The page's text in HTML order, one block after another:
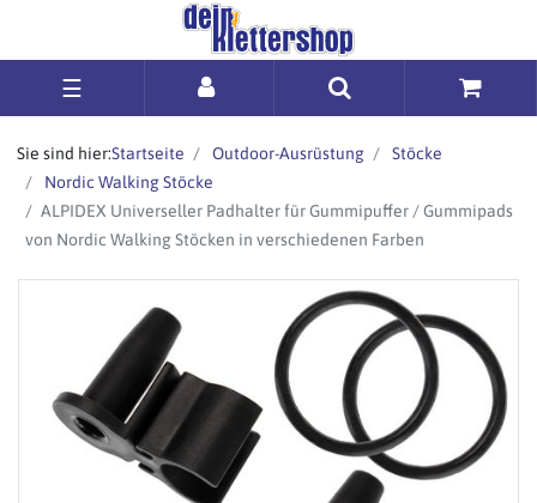
☰
Sie sind hier:Startseite Outdoor-Ausrüstung
Stöcke
Nordic Walking Stöcke
ALPIDEX Universeller Padhalter für Gummipuffer / Gummipads
von Nordic Walking Stöcken in verschiedenen Farben